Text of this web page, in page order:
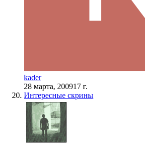
kader
28 марта, 200917 г.
Интересные скрины